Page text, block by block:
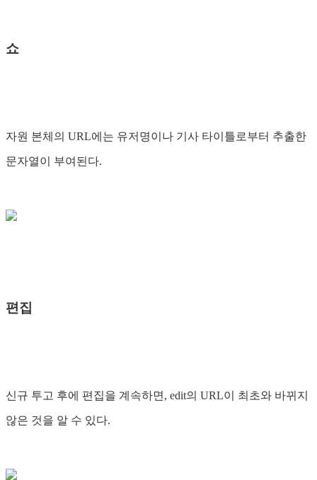
쇼
자원 본체의 URL에는 유저명이나 기사 타이틀로부터 추출한
문자열이 부여된다.
편집
신규 투고 후에 편집을 계속하면, edit의 URL이 최초와 바뀌지
않은 것을 알 수 있다.